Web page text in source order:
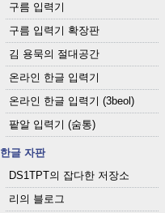
구름 입력기
구름 입력기 확장판
김 용묵의 절대공간
온라인 한글 입력기
온라인 한글 입력기 (3beol)
팥알 입력기 (숨통)
한글 자판
DS1TPT의 잡다한 저장소
리의 블로그